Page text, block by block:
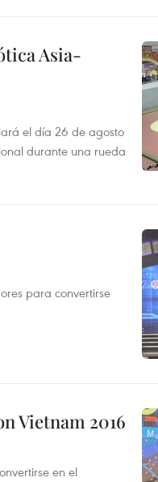
Asia-
el día 26 de agosto
durante una rueda
para convertirse
Vietnam 2016
en el